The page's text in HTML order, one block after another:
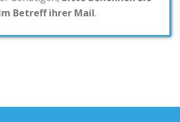
Betreff ihrer Mail.